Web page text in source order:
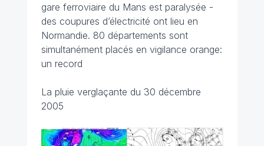
gare ferroviaire du Mans est paralysée -
des coupures d’électricité ont lieu en
Normandie. 80 départements sont
simultanément placés en vigilance orange:
un record
La pluie verglaçante du 30 décembre
2005